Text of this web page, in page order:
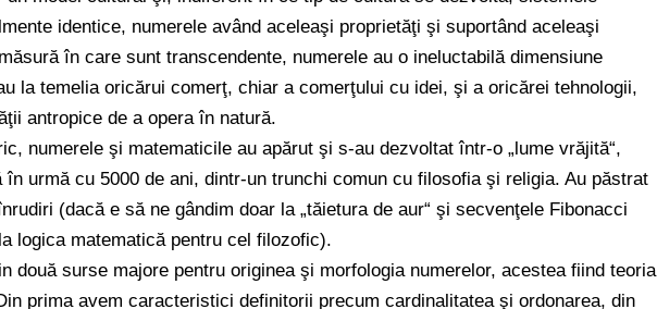
identice, numerele având aceleaşi proprietăţi şi suportând aceleaşi
în care sunt transcendente, numerele au o ineluctabilă dimensiune
la temelia oricărui comerţ, chiar a comerţului cu idei, şi a oricărei tehnologii,
antropice de a opera în natură.
numerele şi matematicile au apărut şi s-au dezvoltat într-o „lume vrăjită“,
în urmă cu 5000 de ani, dintr-un trunchi comun cu filosofia şi religia. Au păstrat
(dacă e să ne gândim doar la „tăietura de aur“ şi secvenţele Fibonacci
logica matematică pentru cel filozofic).
două surse majore pentru originea şi morfologia numerelor, acestea fiind teoria
prima avem caracteristici definitorii precum cardinalitatea şi ordonarea, din